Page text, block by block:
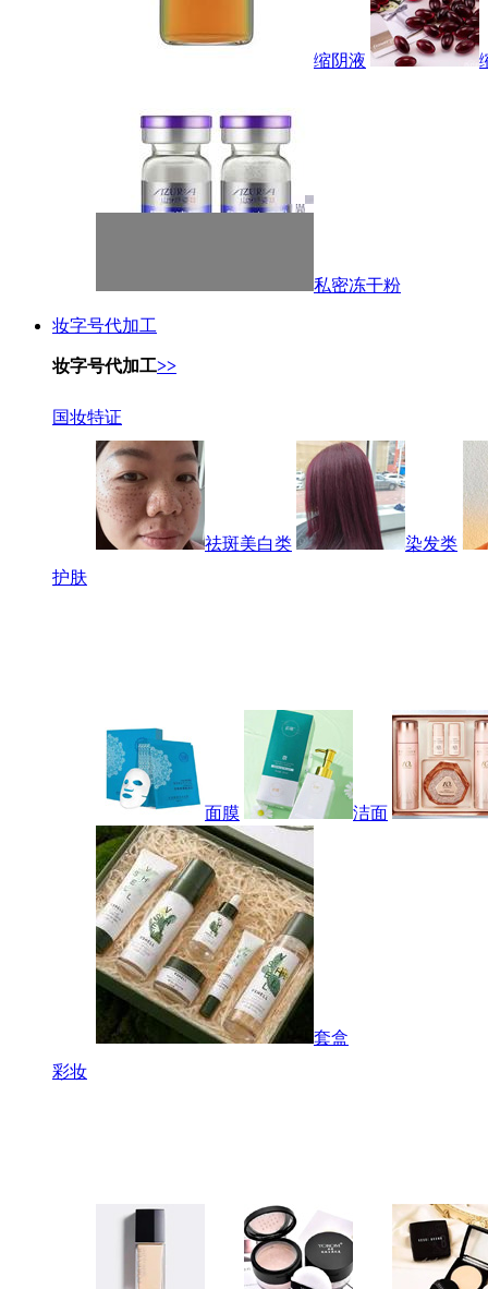
缩阴液
私密冻干粉
妆字号代加工
妆字号代加工>>
国妆特证
祛斑美白类
染发类
护肤
面膜 洁面
套盒
彩妆